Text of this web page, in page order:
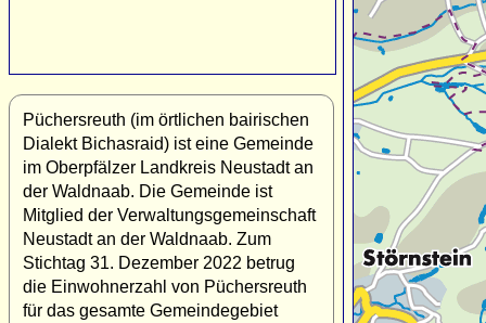
Püchersreuth (im örtlichen bairischen
Dialekt Bichasraid) ist eine Gemeinde
im Oberpfälzer Landkreis Neustadt an
der Waldnaab. Die Gemeinde ist
Mitglied der Verwaltungsgemeinschaft
Neustadt an der Waldnaab. Zum
Stichtag 31. Dezember 2022 betrug
die Einwohnerzahl von Püchersreuth
für das gesamte Gemeindegebiet